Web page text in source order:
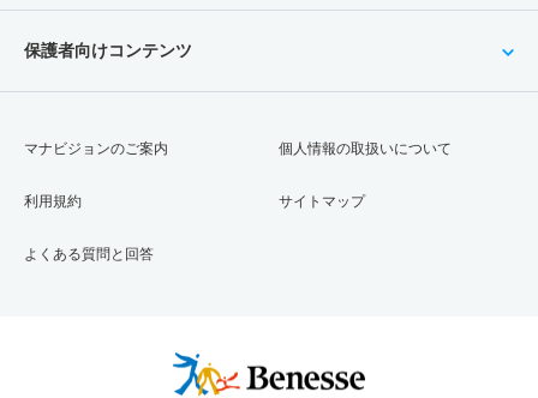
保護者向けコンテンツ
マナビジョンのご案内
利用規約
よくある質問と回答
個人情報の取扱いについて
サイトマップ